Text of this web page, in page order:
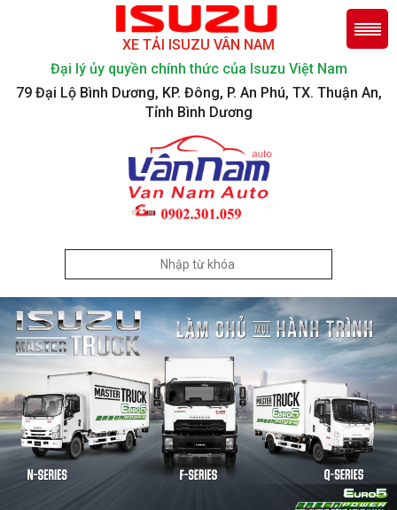
XE TẢI ISUZU VÂN NAM
Đại lý ủy quyền chính thức của Isuzu Việt Nam
79 Đại Lộ Bình Dương, KP. Đông, P. An Phú, TX. Thuận An,
Tỉnh Bình Dương